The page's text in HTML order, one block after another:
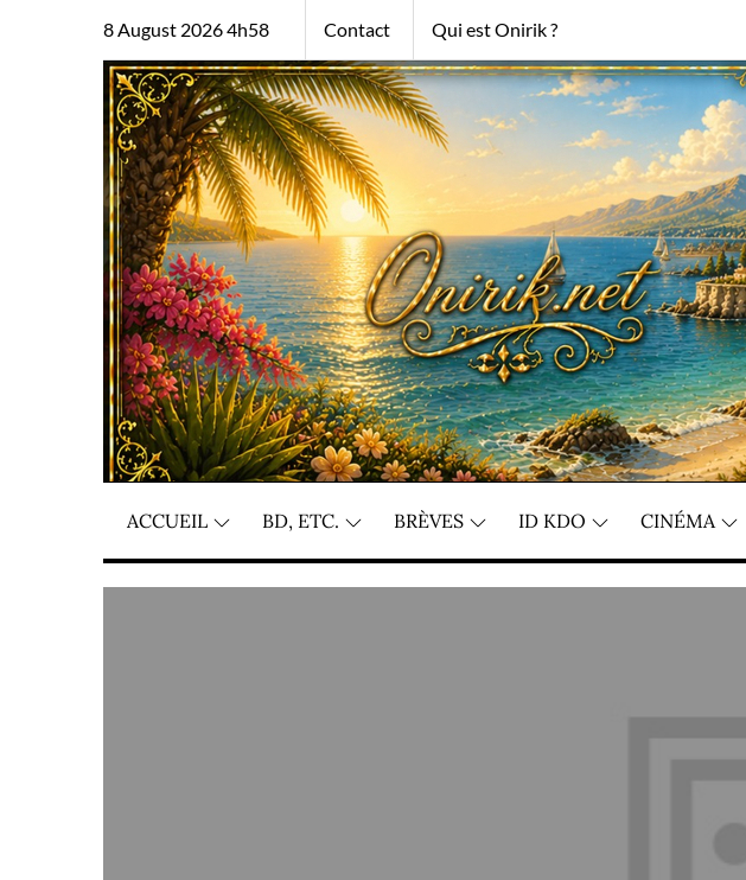
8 August 2026 4h58 Contact Qui est Onirik ?
ACCUEIL BD, ETC. BRÈVES ID KDO CINÉMA